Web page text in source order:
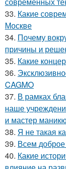
33. Какие
Москве
34. Почему
причины и
35. Какие
36.
CAGMO
37. В рамках
наше
и мастер
38. Я не такая
39. Всем доброе
40. Какие